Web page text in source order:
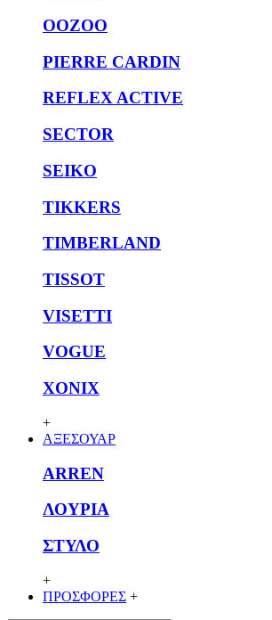
OOZOO
PIERRE CARDIN
REFLEX ACTIVE
SECTOR
SEIKO
TIKKERS
TIMBERLAND
TISSOT
VISETTI
VOGUE
XONIX
+
ΑΞΕΣΟΥΑΡ
ARREN
ΛΟΥΡΙΑ
ΣΤΥΛΟ
+
ΠΡΟΣΦΟΡΕΣ +